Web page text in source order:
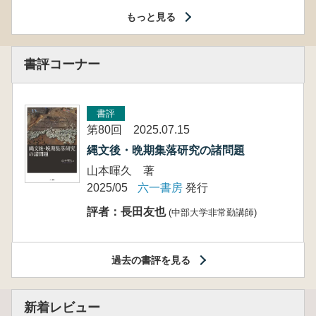
もっと見る
書評コーナー
書評
第80回 2025.07.15
縄文後・晩期集落研究の諸問題
山本暉久 著
2025/05
六一書房 発行
評者：長田友也 (中部大学非常勤講師)
過去の書評を見る
新着レビュー